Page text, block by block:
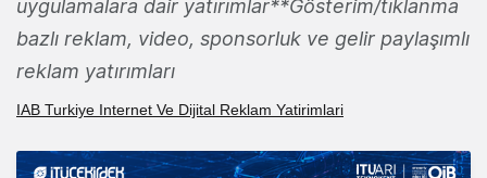
uygulamalara dair yatırımlar**Gösterim/tıklanma
bazlı reklam, video, sponsorluk ve gelir paylaşımlı
reklam yatırımları
IAB Turkiye Internet Ve Dijital Reklam Yatirimlari